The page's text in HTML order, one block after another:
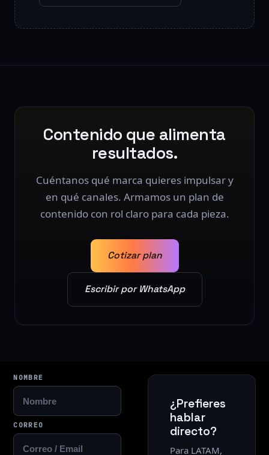
Contenido que alimenta
resultados.
Cuéntanos qué marca quieres impulsar y
en qué canales. Armamos un plan de
contenido con rol claro para cada pieza.
Cotizar plan
Escribir por WhatsApp
NOMBRE
CORREO
¿Prefieres
hablar
directo?
Para LATAM,